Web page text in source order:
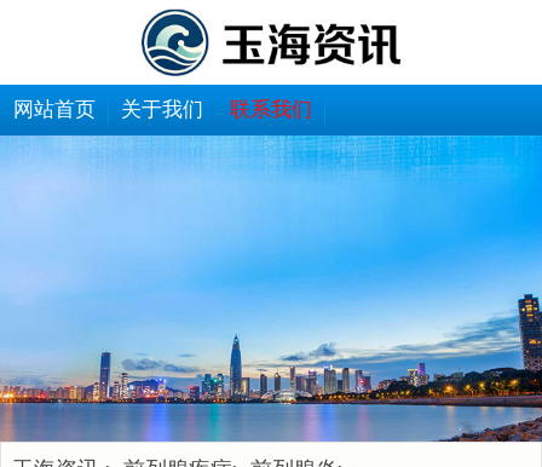
网站首页 关于我们 联系我们